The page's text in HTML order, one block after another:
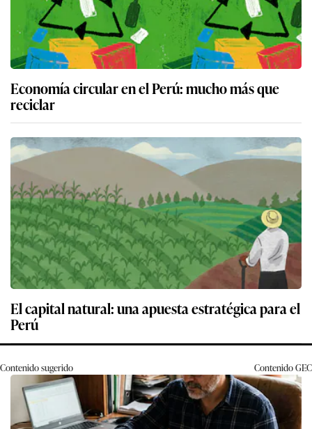
Economía circular en el Perú: mucho más que
reciclar
El capital natural: una apuesta estratégica para el
Perú
Contenido sugerido ContenidoGEC